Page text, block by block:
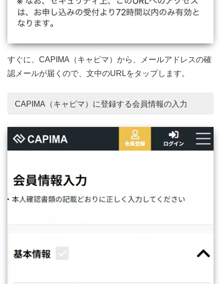
すぐに、CAPIMA（キャピマ）から、メールアドレスの確
認メールが届くので、文中のURLをタップします。
CAPIMA（キャピマ）に登録する会員情報の入力